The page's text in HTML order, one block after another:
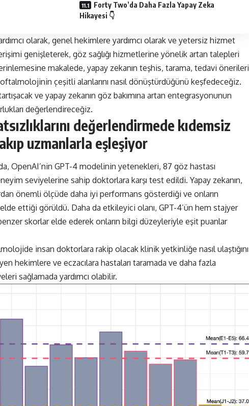
Forty Two’da Daha Fazla Yapay Zeka
Hikayesi 👇
olarak, genel hekimlere yardımcı olarak ve yetersiz hizmet
genişleterek, göz sağlığı hizmetlerine yönelik artan talepleri
makalede, yapay zekanın teşhis, tarama, tedavi önerileri
çeşitli alanlarını nasıl dönüştürdüğünü keşfedeceğiz.
ve yapay zekanın göz bakımına artan entegrasyonunun
değerlendireceğiz.
değerlendirmede kıdemsiz
uzmanlarla eşleşiyor
OpenAI’nin GPT-4 modelinin yetenekleri, 87 göz hastası
seviyelerine sahip doktorlara karşı test edildi. Yapay zekanın,
önemli ölçüde daha iyi performans gösterdiği ve onların
ettiği görüldü. Daha da etkileyici olanı, GPT-4’ün hem stajyer
skorlar elde ederek onların bilgi düzeyleriyle eşit puanlar
insan doktorlara rakip olacak klinik yetkinliğe nasıl ulaştığını
hekimlere ve eczacılara hastaları taramada ve daha fazla
sağlamada yardımcı olabilir.